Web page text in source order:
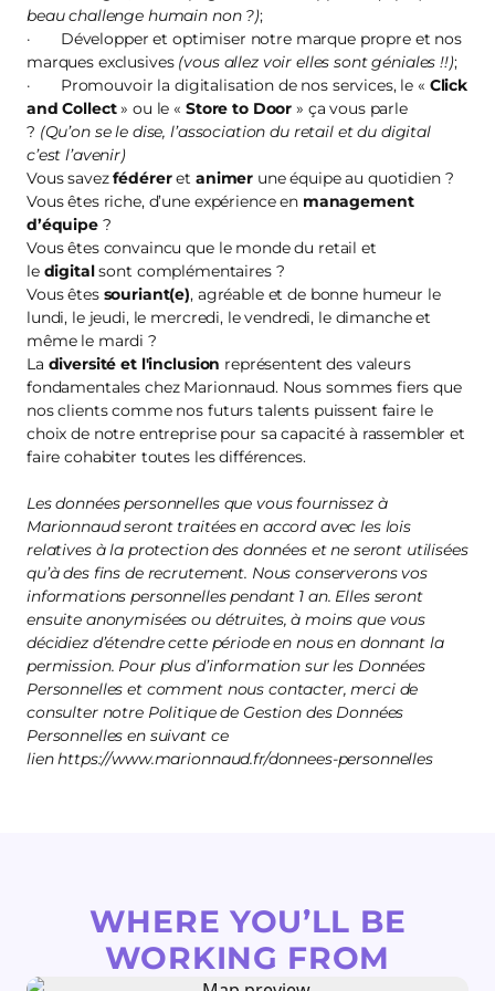
beau challenge humain non ?);
· Développer et optimiser notre marque propre et nos
marques exclusives (vous allez voir elles sont géniales !!);
· Promouvoir la digitalisation de nos services, le « Click
and Collect» ou le « Store to Door » ça vous parle
? (Qu’on se le dise, l’association du retail et du digital
c’est l’avenir)
Vous savezfédéreret animer une équipe au quotidien ?
Vous êtes riche, d’une expérience en management
d’équipe ?
Vous êtes convaincu que le monde du retail et
le digitalsont complémentaires ?
Vous êtes souriant(e), agréable et de bonne humeur le
lundi, le jeudi, le mercredi, le vendredi, le dimanche et
même le mardi ?
La diversité et l'inclusion représentent des valeurs
fondamentales chez Marionnaud. Nous sommes fiers que
nos clients comme nos futurs talents puissent faire le
choix de notre entreprise pour sa capacité à rassembler et
faire cohabiter toutes les différences.
Les données personnelles que vous fournissez à
Marionnaud seront traitées en accord avec les lois
relatives à la protection des données et ne seront utilisées
qu’à des fins de recrutement. Nous conserverons vos
informations personnelles pendant 1 an. Elles seront
ensuite anonymisées ou détruites, à moins que vous
décidiez d’étendre cette période en nous en donnant la
permission. Pour plus d’information sur les Données
Personnelles et comment nous contacter, merci de
consulter notre Politique de Gestion des Données
Personnelles en suivant ce
lien https://www.marionnaud.fr/donnees-personnelles
WHERE YOU’LL BE
WORKING FROM